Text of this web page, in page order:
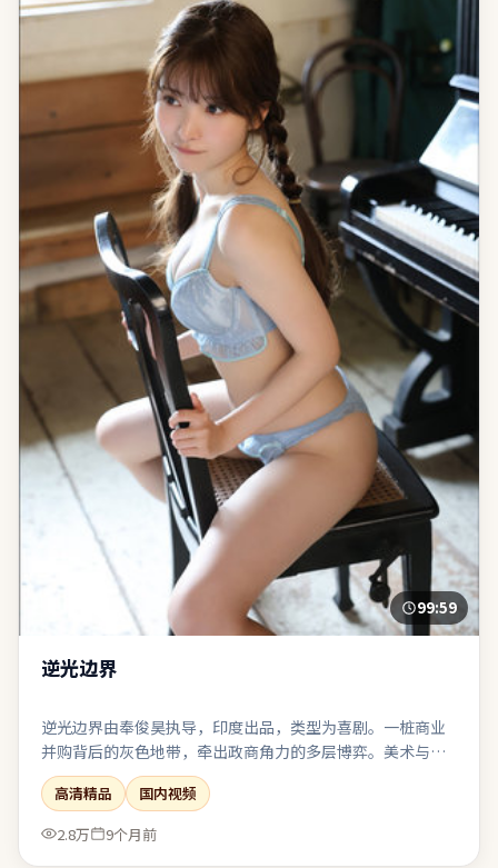
99:59
逆光边界
逆光边界由奉俊昊执导，印度出品，类型为喜剧。一桩商业
并购背后的灰色地带，牵出政商角力的多层博弈。美术与服
化还原时代质感，让观众在细节里建立信任。在娱乐性与表
达欲之间取得了相对稳态的平衡。
高清精品
国内视频
2.8万
9个月前